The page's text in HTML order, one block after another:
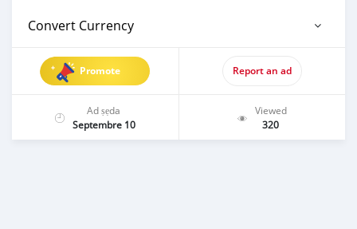
Convert Currency
Promote Report an ad
Ad ṣẹda
Septembre 10
Viewed
320